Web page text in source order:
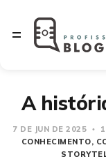
A
7 DE JUN DE 2025
CONHECIMENTO